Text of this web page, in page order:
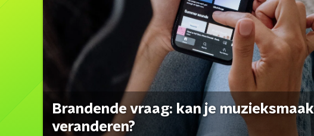
Brandende vraag: kan je muzieksmaak
veranderen?